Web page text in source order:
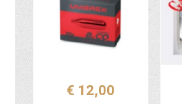
€ 12,00